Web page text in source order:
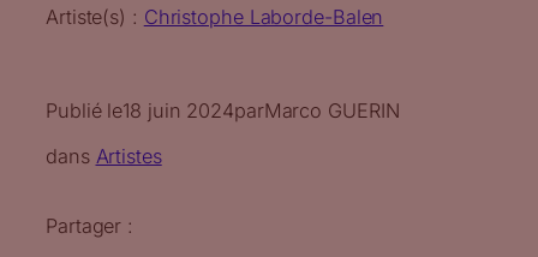
Artiste(s) : Christophe Laborde-Balen
Publié le18 juin 2024parMarco GUERIN
dans Artistes
Partager :